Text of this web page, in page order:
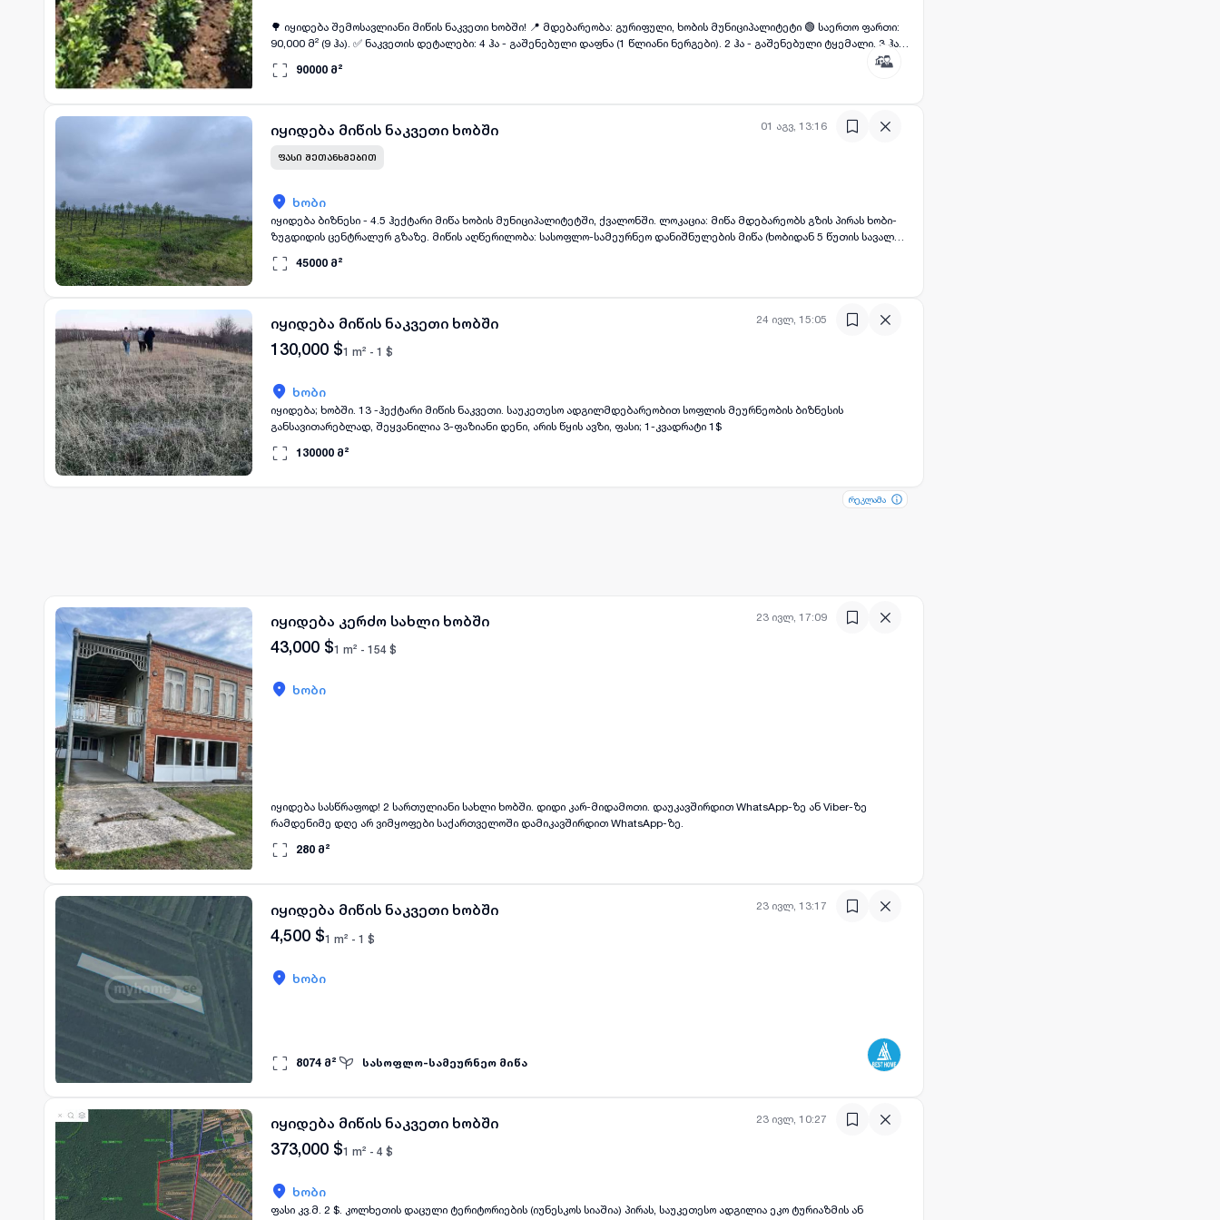
🌳 იყიდება შემოსავლიანი მიწის ნაკვეთი ხობში! 📍 მდებარეობა: გურიფული, ხობის მუნიციპალიტეტი 🟢 საერთო ფართი:
90,000 მ² (9 ჰა). ✅ ნაკვეთის დეტალები: 4 ჰა - გაშენებული დაფნა (1 წლიანი ნერგები). 2 ჰა - გაშენებული ტყემალი. 3 ჰა -
სამეურნეო ბიზნესი. დაფნის პლანტაცია აქტიურ ფაზაში. დამატებითი განვითარების პოტენციალი. მრავალფეროვანი
90000 მ²
01 აგვ, 13:16
ყველა ფოტო+(3)
იყიდება მიწის ნაკვეთი ხობში
ᲤᲐᲡᲘ ᲨᲔᲗᲐᲜᲮᲛᲔᲑᲘᲗ
ხობი
იყიდება ბიზნესი - 4.5 ჰექტარი მიწა ხობის მუნიციპალიტეტში, ქვალონში. ლოკაცია: მიწა მდებარეობს გზის პირას ხობი-
ზუგდიდის ცენტრალურ გზაზე. მიწის აღწერილობა: სასოფლო-სამეურნეო დანიშნულების მიწა (ხობიდან 5 წუთის სავალი
წვეთოვანი სარწყავი სისტემით და კავშირებით. ტერიტორიას მიეწოდება ელექტროენერგია. ტერიტორია ახალი
ტერიტორიას ასევე აქვს 80 მეტრი სიღრმის ჭა, რომელიც საჭიროებს აღდგენას . ასევე, გალავნის წინა და მარჯვენა მხარეს
დაირგო 70 ძირი ტყემალი და 70 ქლიავი. საკადასტრო კოდი 45.14.23.316
45000 მ²
24 ივლ, 15:05
იყიდება მიწის ნაკვეთი ხობში
130,000 $1 m² - 1 $
ხობი
იყიდება; ხობში. 13 -ჰექტარი მიწის ნაკვეთი. საუკეთესო ადგილმდებარეობით სოფლის მეურნეობის ბიზნესის
განსავითარებლად, შეყვანილია 3-ფაზიანი დენი, არის წყის ავზი, ფასი; 1-კვადრატი 1$
130000 მ²
რეკლამა
რეკლამა
23 ივლ, 17:09
იყიდება კერძო სახლი ხობში
43,000 $1 m² - 154 $
ხობი
იყიდება სასწრაფოდ! 2 სართულიანი სახლი ხობში. დიდი კარ-მიდამოთი. დაუკავშირდით WhatsApp-ზე ან Viber-ზე
რამდენიმე დღე არ ვიმყოფები საქართველოში დამიკავშირდით WhatsApp-ზე.
280 მ²
23 ივლ, 13:17
იყიდება მიწის ნაკვეთი ხობში
4,500 $1 m² - 1 $
ხობი
8074 მ² სასოფლო-სამეურნეო მიწა
23 ივლ, 10:27
ყველა ფოტო+( 2)
იყიდება მიწის ნაკვეთი ხობში
373,000 $1 m² - 4 $
ხობი
ფასი კვ.მ. 2 $. კოლხეთის დაცული ტერიტორიების (იუნესკოს სიაშია) პირას, საუკეთესო ადგილია ეკო ტურიაზმის ან